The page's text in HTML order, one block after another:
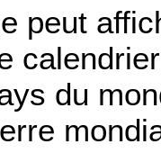
peut
du